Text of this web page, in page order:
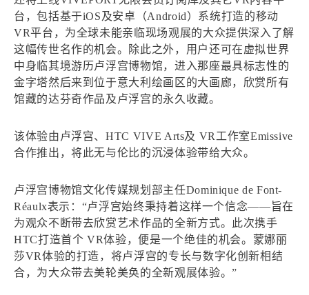
台，包括基于iOS及安卓（Android）系统打造的移动
VR平台，为全球未能亲临现场观展的大众提供深入了解
这幅传世名作的机会。除此之外，用户还可在虚拟世界
中身临其境游历卢浮宫博物馆，进入那座最具标志性的
金字塔然后来到位于意大利绘画区的大画廊，欣赏所有
馆藏的达芬奇作品及卢浮宫的永久收藏。
该体验由卢浮宫、HTC VIVE Arts及 VR工作室Emissive
合作推出，将此无与伦比的沉浸体验带给大众。
卢浮宫博物馆文化传媒规划部主任Dominique de Font-
Réaulx表示：“卢浮宫始终秉持着这样一个信念——旨在
为观众不断带去欣赏艺术作品的全新方式。此次携手
HTC打造首个 VR体验，便是一个绝佳的机会。蒙娜丽
莎VR体验的打造，将卢浮宫的专长与数字化创新相结
合，为大众带去美轮美奂的全新观展体验。”